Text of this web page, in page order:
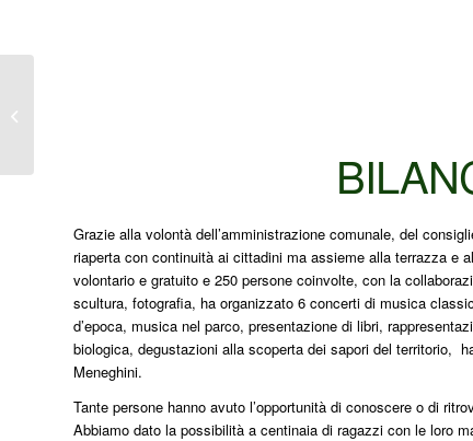
Grazie alla volontà dell’amministrazione comunale, del
riaperta con continuità ai cittadini ma assieme alla terrazza e
volontario e gratuito e 250 persone coinvolte, con la
scultura, fotografia, ha organizzato 6 concerti di musica
d’epoca, musica nel parco, presentazione di libri,
biologica, degustazioni alla scoperta dei sapori del territorio,
Meneghini.
Tante persone hanno avuto l’opportunità di conoscere o di
Abbiamo dato la possibilità a centinaia di ragazzi con le loro